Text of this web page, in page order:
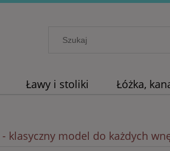
Ławy i stoliki Łóżka,
klasyczny model do każdych